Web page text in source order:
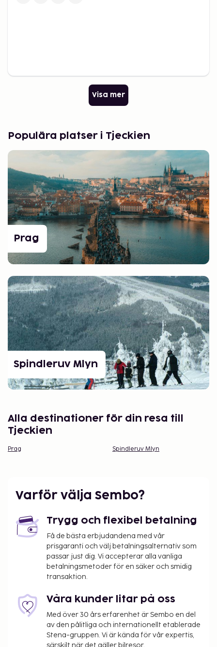
Visa mer
Populära platser i Tjeckien
Prag
Spindleruv Mlyn
Alla destinationer för din resa till
Tjeckien
Prag Spindleruv Mlyn
Varför välja Sembo?
Trygg och flexibel betalning
Få de bästa erbjudandena med vår
prisgaranti och välj betalningsalternativ som
passar just dig. Vi accepterar alla vanliga
betalningsmetoder för en säker och smidig
transaktion.
Våra kunder litar på oss
Med över 30 års erfarenhet är Sembo en del
av den pålitliga och internationellt etablerade
Stena-gruppen. Vi är kända för vår expertis,